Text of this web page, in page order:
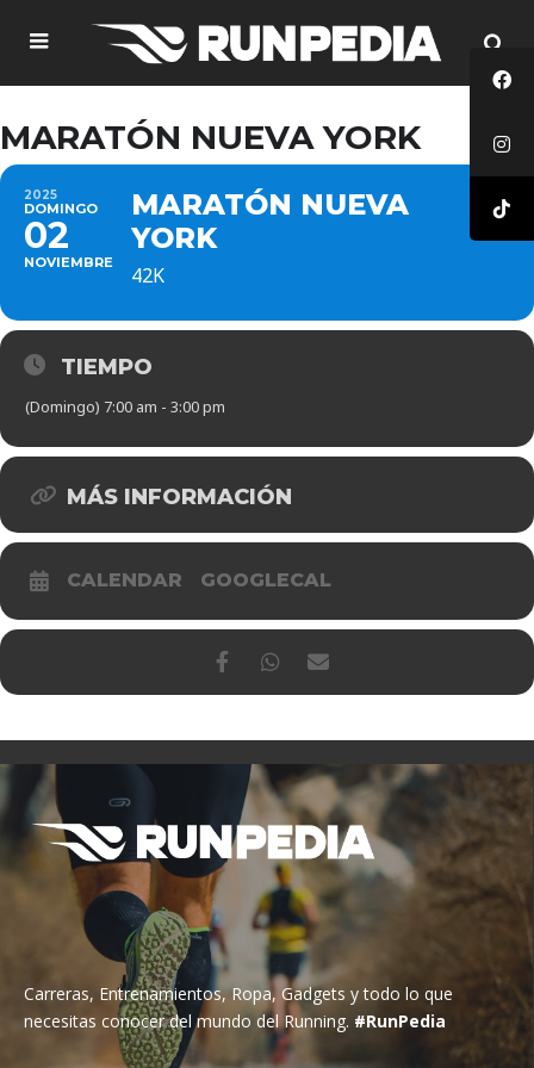
MARATÓN NUEVA YORK
2025
DOMINGO
02
NOVIEMBRE
MARATÓN NUEVA
YORK
42K
TIEMPO
(Domingo) 7:00 am - 3:00 pm
MÁS INFORMACIÓN
CALENDAR GOOGLECAL
Carreras, Entrenamientos, Ropa, Gadgets y todo lo que
necesitas conocer del mundo del Running. #RunPedia